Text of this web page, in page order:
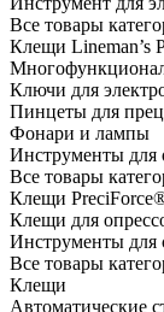
Все товары
Клещи Lineman’s
Ключи для
Пинцеты для
Фонари и лампы
Инструменты для
Все товары
Клещи
Клещи для
Инструменты для
Все товары
Клещи
Автоматические